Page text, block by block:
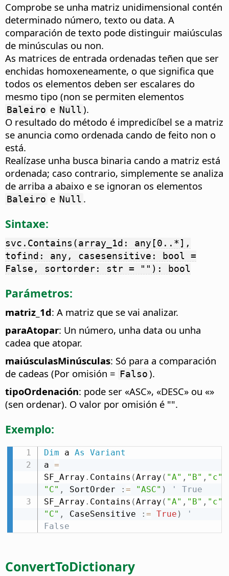
Comprobe se unha matriz unidimensional contén
determinado número, texto ou data. A
comparación de texto pode distinguir maiúsculas
de minúsculas ou non.
As matrices de entrada ordenadas teñen que ser
enchidas homoxeneamente, o que significa que
todos os elementos deben ser escalares do
mesmo tipo (non se permiten elementos
Baleiro e Null ).
O resultado do método é impredicíbel se a matriz
se anuncia como ordenada cando de feito non o
está.
Realízase unha busca binaria cando a matriz está
ordenada; caso contrario, simplemente se analiza
de arriba a abaixo e se ignoran os elementos
Baleiro e Null .
Sintaxe:
svc.Contains(array_1d: any[0..*],
tofind: any, casesensitive: bool =
False, sortorder: str = ""): bool
Parámetros:
matriz_1d: A matriz que se vai analizar.
paraAtopar: Un número, unha data ou unha
cadea que atopar.
maiúsculasMinúsculas: Só para a comparación
de cadeas (Por omisión = Falso).
tipoOrdenación: pode ser «ASC», «DESC» ou «»
(sen ordenar). O valor por omisión é "".
Exemplo:
Dim a As
Variant
a =
SF_Array . Contains (Array ( "A" , "B" , "c"
"C" , SortOrder : = "ASC" )
' True
SF_Array . Contains (Array ( "A" , "B" , "c"
"C" , CaseSensitive : = True )
'
False
ConvertToDictionary